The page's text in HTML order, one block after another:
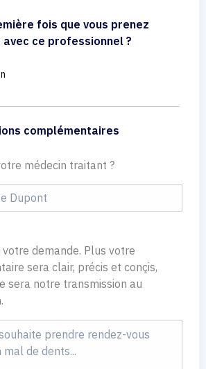
fois que vous prenez
ce professionnel ?
complémentaires
médecin traitant ?
votre demande. Plus votre
sera clair, précis et conçis,
sera notre transmission au